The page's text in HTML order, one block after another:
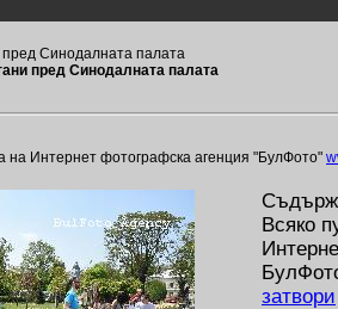
пред Синодалната палата
пред Синодалната палата
на Интернет фотографска агенция "БулФото"
Всяко
затвори